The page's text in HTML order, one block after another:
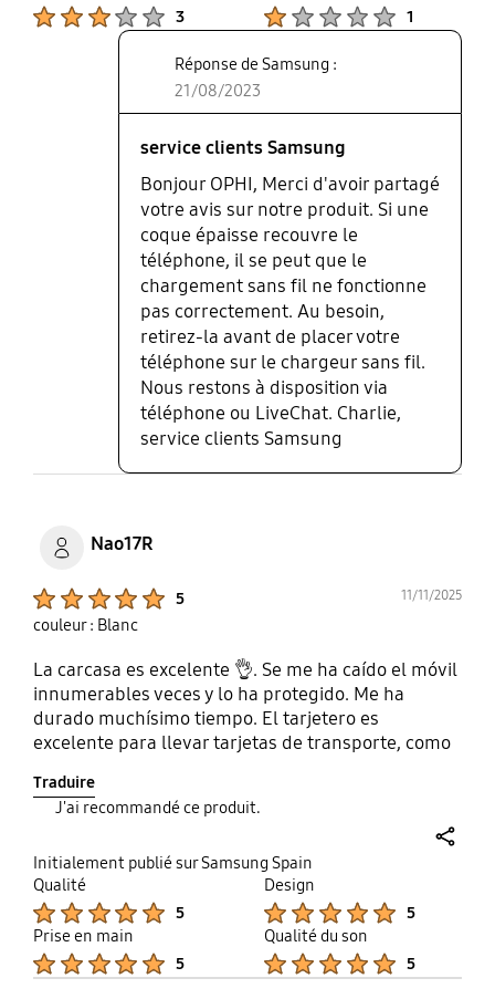
3 1
Réponse de Samsung :
21/08/2023
service clients Samsung
Bonjour OPHI, Merci d'avoir partagé
votre avis sur notre produit. Si une
coque épaisse recouvre le
téléphone, il se peut que le
chargement sans fil ne fonctionne
pas correctement. Au besoin,
retirez-la avant de placer votre
téléphone sur le chargeur sans fil.
Nous restons à disposition via
téléphone ou LiveChat. Charlie,
service clients Samsung
Nao17R
5 11/11/2025
couleur : Blanc
La carcasa es excelente 👌. Se me ha caído el móvil
innumerables veces y lo ha protegido. Me ha
durado muchísimo tiempo. El tarjetero es
excelente para llevar tarjetas de transporte, como
veces: es la mejor carcasa que he tenido.
Traduire
J'ai recommandé ce produit.
Initialement publié sur Samsung Spain
Qualité
5
Design
5
Prise en main
5
Qualité du son
5